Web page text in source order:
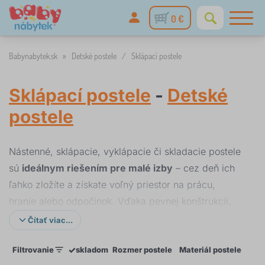
0 €
Babynabytek.sk » Detské postele / Sklápací postele
Sklápací postele - Detské
postele
Nástenné, sklápacie, vyklápacie či skladacie postele
sú ideálnym riešením pre malé izby – cez deň ich
ľahko zložíte a získate voľný priestor na prácu,
hranie alebo odpočinok. Vďaka pevnej konštrukcii,
bezpečnostnému mechanizmu poskytujú pohodlie
postele šetria miesto, elegantne zapadajú do
Čítať viac...
Filtrovanie ✓skladom Rozmer postele Materiál postele